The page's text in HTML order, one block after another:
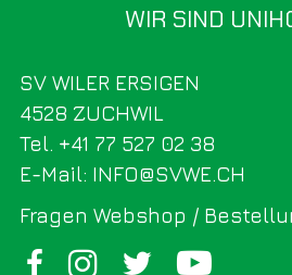
SV WILER ERSIGEN
Fragen Webshop /
4528 ZUCHWIL
Tel. +41 77 527 02 38
E-Mail: INFO@SVWE.CH
WIR SIND